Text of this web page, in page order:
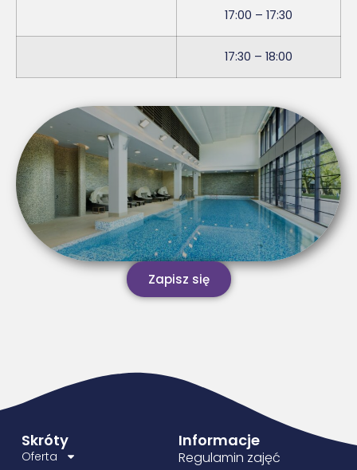
17:00 – 17:30
17:30 – 18:00
Zapisz się
Skróty
Oferta
Informacje
Regulamin zajęć